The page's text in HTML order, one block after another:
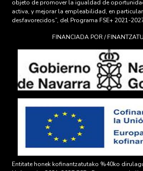
objeto de promover la igualdad de
activa, y mejorar la empleabilidad, en
desfavorecidos”, del Programa FSE+ 2021-
FINANCIADA POR /
Entitate honek kofinantzatutako %40ko